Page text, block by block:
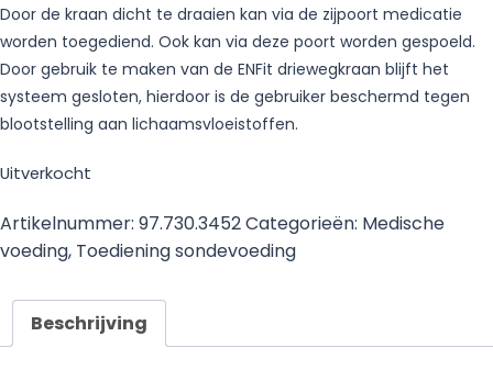
Door de kraan dicht te draaien kan via de zijpoort medicatie
worden toegediend. Ook kan via deze poort worden gespoeld.
Door gebruik te maken van de ENFit driewegkraan blijft het
systeem gesloten, hierdoor is de gebruiker beschermd tegen
blootstelling aan lichaamsvloeistoffen.
Uitverkocht
Artikelnummer: 97.730.3452Categorieën: Medische
voeding, Toediening sondevoeding
Beschrijving